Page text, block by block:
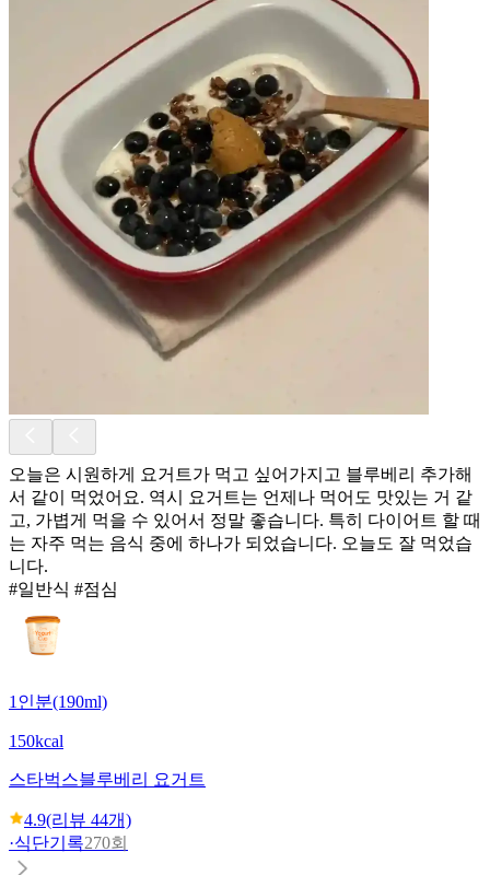
오늘은 시원하게 요거트가 먹고 싶어가지고 블루베리 추가해
서 같이 먹었어요. 역시 요거트는 언제나 먹어도 맛있는 거 같
고, 가볍게 먹을 수 있어서 정말 좋습니다. 특히 다이어트 할 때
는 자주 먹는 음식 중에 하나가 되었습니다. 오늘도 잘 먹었습
니다.
#일반식 #점심
1인분(190ml)
150kcal
스타벅스블루베리 요거트
4.9(리뷰 44개)
·식단기록270회